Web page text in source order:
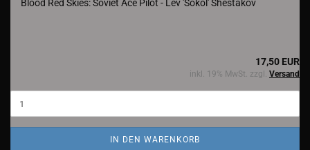
Blood Red Skies: Soviet Ace Pilot - Lev 'Sokol' Shestakov
17,50 EUR
inkl. 19% MwSt. zzgl. Versand
IN DEN WARENKORB